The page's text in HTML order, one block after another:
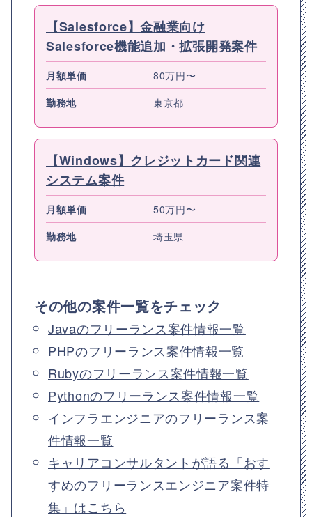
【Salesforce】金融業向け
Salesforce機能追加・拡張開発案件
月額単価
80万円〜
勤務地
東京都
【Windows】クレジットカード関連
システム案件
月額単価
50万円〜
勤務地
埼玉県
その他の案件一覧をチェック
Javaのフリーランス案件情報一覧
PHPのフリーランス案件情報一覧
Rubyのフリーランス案件情報一覧
Pythonのフリーランス案件情報一覧
インフラエンジニアのフリーランス案
件情報一覧
キャリアコンサルタントが語る「おす
すめのフリーランスエンジニア案件特
集」はこちら